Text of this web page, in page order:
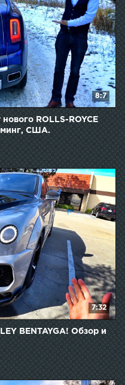
8:7
ROLLS-ROYCE
США.
7:32
BENTAYGA! Обзор и